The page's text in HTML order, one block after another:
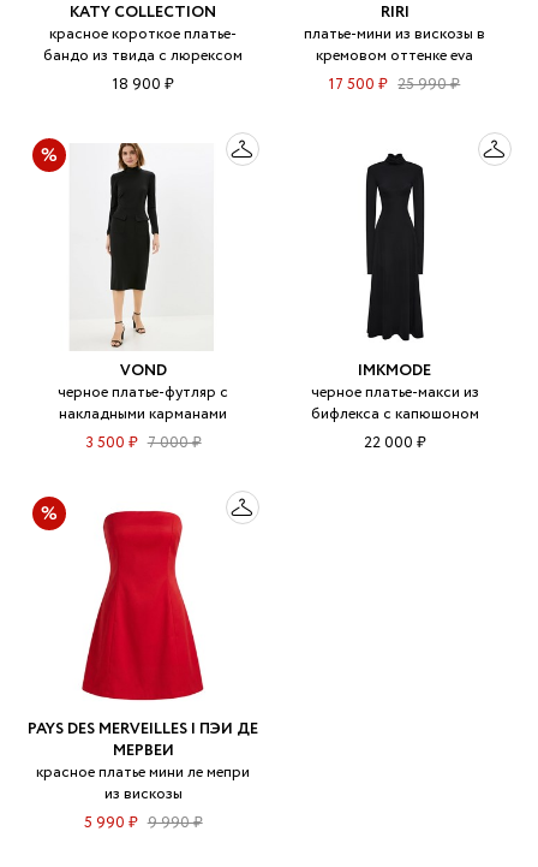
KATY COLLECTION
красное короткое платье-
бандо из твида с люрексом
18 900 ₽
RIRI
платье-мини из вискозы в
кремовом оттенке eva
17 500 ₽ 25 990 ₽
VOND
черное платье-футляр с
накладными карманами
3 500 ₽ 7 000 ₽
IMKMODE
черное платье-макси из
бифлекса с капюшоном
22 000 ₽
PAYS DES MERVEILLES | ПЭИ ДЕ
МЕРВЕИ
красное платье мини ле мепри
из вискозы
5 990 ₽ 9 990 ₽